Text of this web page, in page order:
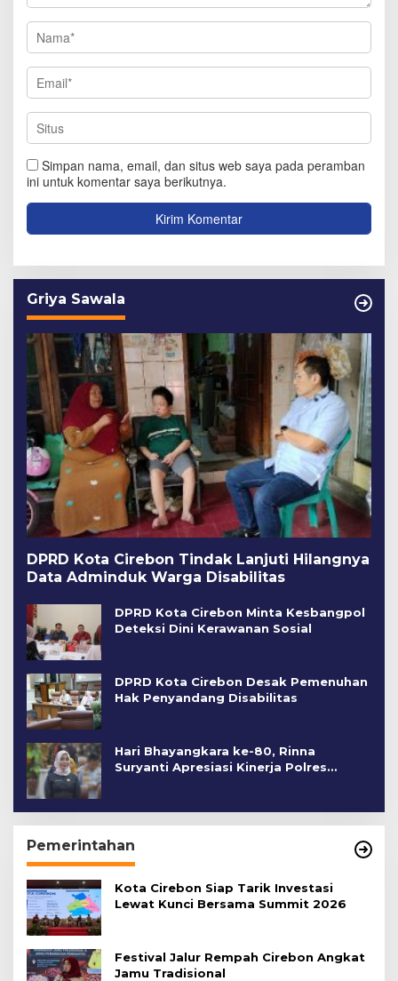
Simpan nama, email, dan situs web saya pada peramban
ini untuk komentar saya berikutnya.
Griya Sawala
DPRD Kota Cirebon Tindak Lanjuti Hilangnya
Data Adminduk Warga Disabilitas
DPRD Kota Cirebon Minta Kesbangpol
Deteksi Dini Kerawanan Sosial
DPRD Kota Cirebon Desak Pemenuhan
Hak Penyandang Disabilitas
Hari Bhayangkara ke-80, Rinna
Suryanti Apresiasi Kinerja Polres
Pemerintahan
Kota Cirebon Siap Tarik Investasi
Lewat Kunci Bersama Summit 2026
Festival Jalur Rempah Cirebon Angkat
Jamu Tradisional